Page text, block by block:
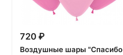
720 ₽
Воздушные шары "Спасибо